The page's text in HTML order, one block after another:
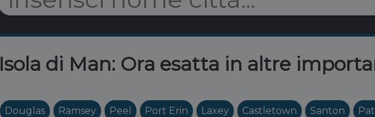
Isola di Man: Ora esatta in altre
Douglas Ramsey Peel Port Erin Laxey Castletown Santon